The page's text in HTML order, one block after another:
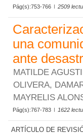
Pág(s):753-766 2509
una
ante
MATILDE
OLIVERA,
MAYRELIS
Pág(s):767-783 1622
ARTÍCULO DE